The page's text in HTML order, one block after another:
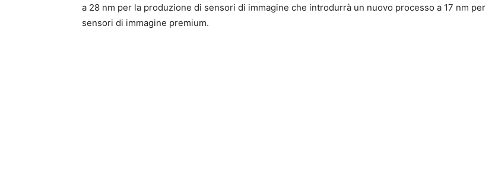
a 28 nm per la produzione di sensori di immagine che introdurrà un nuovo processo a 17 nm per
sensori di immagine premium.